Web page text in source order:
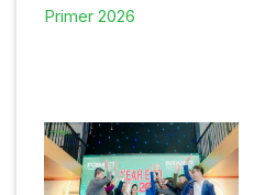
Primer 2026